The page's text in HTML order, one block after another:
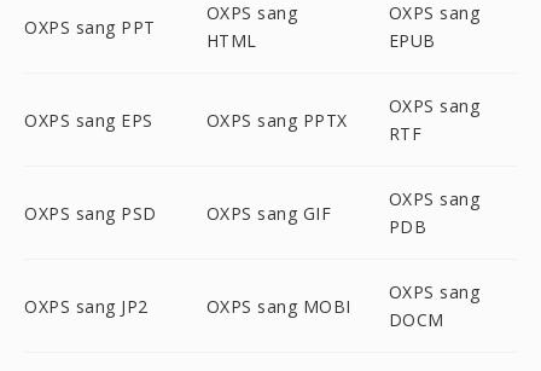
OXPS sang PPT
OXPS sang
HTML
OXPS sang
EPUB
OXPS sang EPS OXPS sang PPTX
OXPS sang
RTF
OXPS sang PSD OXPS sang GIF
OXPS sang
PDB
OXPS sang JP2 OXPS sang MOBI
OXPS sang
DOCM